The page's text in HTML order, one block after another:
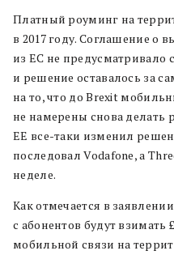
Платный роуминг на
в 2017 году. Соглашение о
из ЕС не предусматривало
и решение оставалось за
на то, что до Brexit
не намерены снова
EE все-таки изменил
последовал Vodafone, а
неделе.
Как отмечается в
с абонентов будут
мобильной связи на